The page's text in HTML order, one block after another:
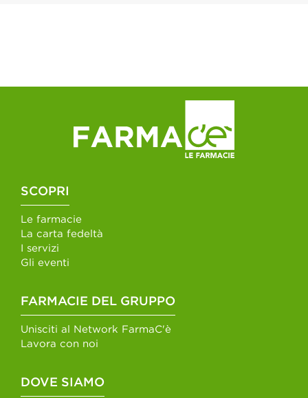
SCOPRI
Le farmacie
La carta fedeltà
I servizi
Gli eventi
FARMACIE DEL GRUPPO
Unisciti al Network FarmaC'è
Lavora con noi
DOVE SIAMO